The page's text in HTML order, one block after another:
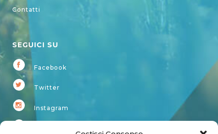
Contatti
SEGUICI SU
Facebook
Twitter
Instagram